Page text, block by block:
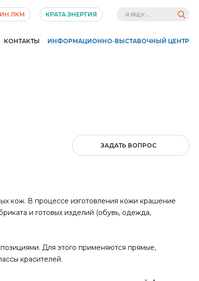
ЛКМ КРАТА ЭНЕРГИЯ
КОНТАКТЫ ИНФОРМАЦИОННО-ВЫСТАВОЧНЫЙ ЦЕНТР
ЗАДАТЬ ВОПРОС
кож. В процессе изготовления кожи крашение
и готовых изделий (обувь, одежда,
Для этого применяются прямые,
красителей.